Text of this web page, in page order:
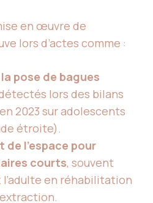
en œuvre de
lors d’actes comme :
pose de bagues
lors des bilans
2023 sur adolescents
étroite).
de l’espace pour
courts, souvent
en réhabilitation